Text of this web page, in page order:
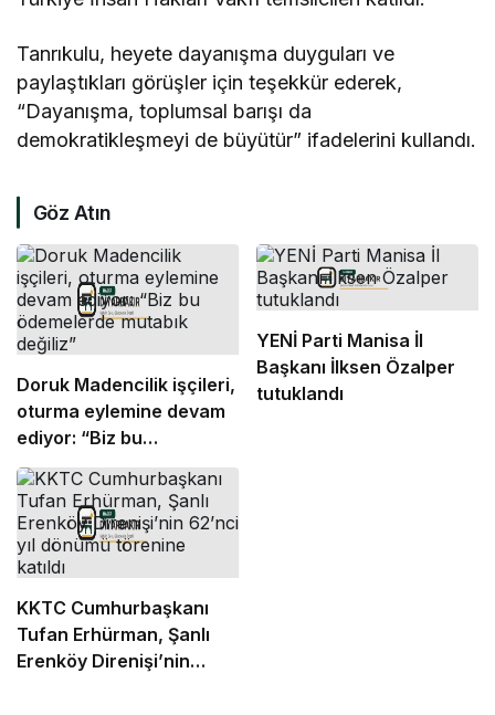
Tanrıkulu, heyete dayanışma duyguları ve
paylaştıkları görüşler için teşekkür ederek,
“Dayanışma, toplumsal barışı da
demokratikleşmeyi de büyütür” ifadelerini kullandı.
Göz Atın
Doruk Madencilik işçileri,
oturma eylemine devam
ediyor: “Biz bu
ödemelerde mutabık
değiliz”
YENİ Parti Manisa İl
Başkanı İlksen Özalper
tutuklandı
KKTC Cumhurbaşkanı
Tufan Erhürman, Şanlı
Erenköy Direnişi’nin